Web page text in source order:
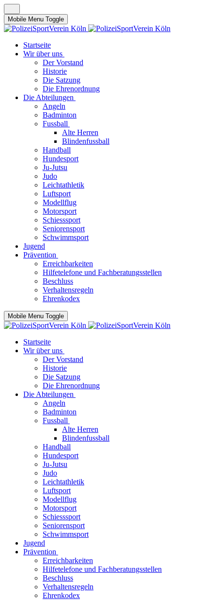
Mobile Menu Toggle
Startseite
Wir über uns
Der Vorstand
Historie
Die Satzung
Die Ehrenordnung
Die Abteilungen
Angeln
Badminton
Fussball
Alte Herren
Blindenfussball
Handball
Hundesport
Ju-Jutsu
Judo
Leichtathletik
Luftsport
Modellflug
Motorsport
Schiesssport
Seniorensport
Schwimmsport
Jugend
Prävention
Erreichbarkeiten
Hilfetelefone und Fachberatungsstellen
Beschluss
Verhaltensregeln
Ehrenkodex
Mobile Menu Toggle
Startseite
Wir über uns
Der Vorstand
Historie
Die Satzung
Die Ehrenordnung
Die Abteilungen
Angeln
Badminton
Fussball
Alte Herren
Blindenfussball
Handball
Hundesport
Ju-Jutsu
Judo
Leichtathletik
Luftsport
Modellflug
Motorsport
Schiesssport
Seniorensport
Schwimmsport
Jugend
Prävention
Erreichbarkeiten
Hilfetelefone und Fachberatungsstellen
Beschluss
Verhaltensregeln
Ehrenkodex